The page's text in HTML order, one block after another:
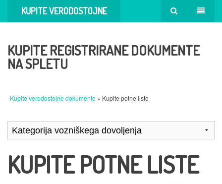
KUPITE VERODOSTOJNE
KUPITE REGISTRIRANE DOKUMENTE
NA SPLETU
Kupite verodostojne dokumente » Kupite potne liste
KUPITE POTNE LISTE